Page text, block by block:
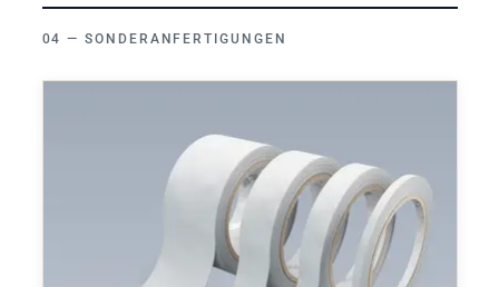
SONDERANFERTIGUNGEN